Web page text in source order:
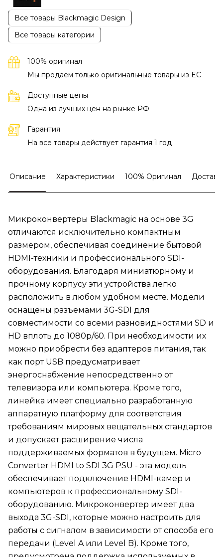
Все товары Blackmagic Design
Все товары категории
100% оригинал
Мы продаем только оригинальные товары из EC
Доступные цены
Одна из лучших цен на рынке РФ
Гарантия
На все товары действует гарантия 1 год
Описание Характеристики 100% Оригинал
Микроконвертеры Blackmagic на основе 3G
отличаются исключительно компактным
размером, обеспечивая соединение бытовой
HDMI-техники и профессионального SDI-
оборудования. Благодаря миниатюрному и
прочному корпусу эти устройства легко
расположить в любом удобном месте. Модели
оснащены разъемами 3G-SDI для
совместимости со всеми разновидностями SD и
HD вплоть до 1080p/60. При необходимости их
можно приобрести без адаптеров питания, так
как порт USB предусматривает
энергоснабжение непосредственно от
телевизора или компьютера. Кроме того,
линейка имеет специально разработанную
аппаратную платформу для соответствия
требованиям мировых вещательных стандартов
и допускает расширение числа
поддерживаемых форматов в будущем. Micro
Converter HDMI to SDI 3G PSU - эта модель
обеспечивает подключение HDMI-камер и
компьютеров к профессиональному SDI-
оборудованию. Микроконвертер имеет два
выхода 3G-SDI, которые можно настроить для
работы с сигналом в зависимости от способа его
передачи (Level A или Level B). Кроме того,